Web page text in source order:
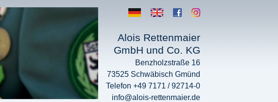
Alois Rettenmaier
GmbH und Co. KG
Benzholzstraße 16
73525 Schwäbisch Gmünd
Telefon +49 7171 / 92714-0
info@alois-rettenmaier.de